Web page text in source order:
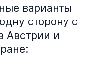
варианты
сторону с
Австрии и